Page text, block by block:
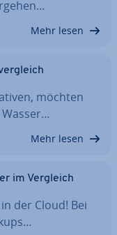
Mehr lesen
möchten
Mehr lesen
im Vergleich
der Cloud! Bei